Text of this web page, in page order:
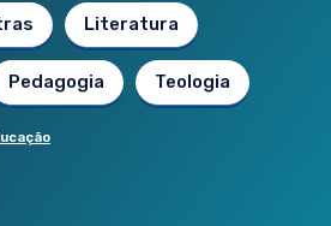
Literatura
Pedagogia Teologia